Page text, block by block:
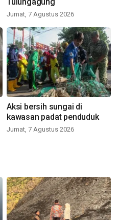
Jumat, 7 Agustus 2026
Aksi bersih sungai di
kawasan padat penduduk
Jumat, 7 Agustus 2026